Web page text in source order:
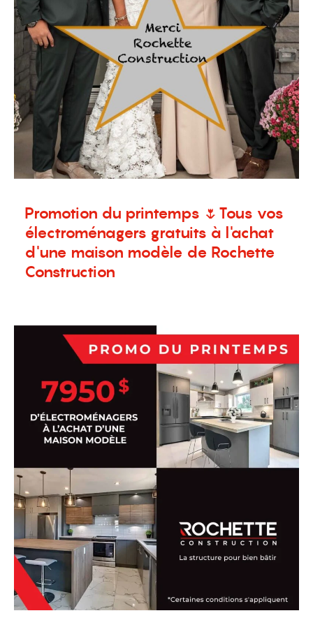
Promotion du printemps 🌷Tous vos
électroménagers gratuits à l'achat
d'une maison modèle de Rochette
Construction